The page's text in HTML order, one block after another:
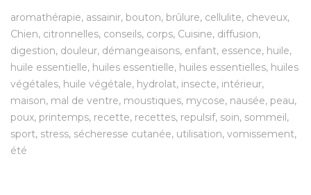
aromathérapie assainir bouton brûlure cellulite cheveux
Chien citronnelles conseils corps Cuisine diffusion
digestion douleur démangeaisons enfant essence huile
huile essentielle huiles essentielle huiles essentielles huiles
végétales huile végétale hydrolat insecte intérieur
maison mal de ventre moustiques mycose nausée peau
poux printemps recette recettes repulsif soin sommeil
sport stress sécheresse cutanée utilisation vomissement
été